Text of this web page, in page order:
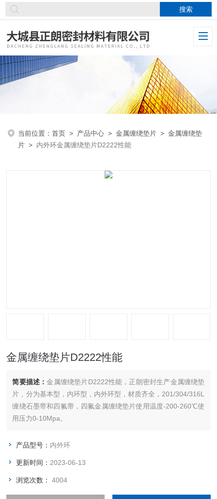
当前位置：首页 > 产品中心 >金属缠绕垫片 >金属缠绕垫
片 > 内外环金属缠绕垫片D2222性能
金属缠绕垫片D2222性能
简要描述：金属缠绕垫片D2222性能，正朗密封生产金属缠绕垫
片，分为基本型，内环型，内外环型，材质齐全，201/304/316L
缠绕石墨带和四氟带，四氟金属缠绕垫片使用温度-200-260℃使
用压力0-10Mpa。
产品型号： 内外环
更新时间： 2023-06-13
浏览次数：4004